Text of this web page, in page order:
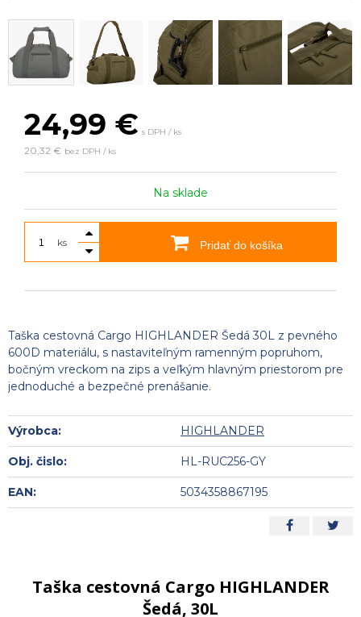
24,99 € s DPH / ks
20,32 € bez DPH / ks
Na sklade
ks Pridať do košíka
Taška cestovná Cargo HIGHLANDER Šedá 30L z pevného
600D materiálu, s nastaviteľným ramenným popruhom,
bočným vreckom na zips a veľkým hlavným priestorom pre
jednoduché a bezpečné prenášanie.
Výrobca: HIGHLANDER
Obj. čislo: HL-RUC256-GY
EAN: 5034358867195
Taška cestovná Cargo HIGHLANDER
Šedá, 30L